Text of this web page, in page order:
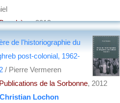
, 2012
de l'historiographie du
post-colonial, 1962-
/ Pierre Vermeren
de la Sorbonne, 2012
Christian Lochon